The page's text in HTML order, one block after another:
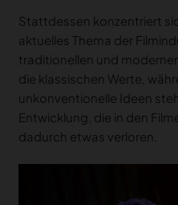
Stattdessen konzentriert
aktuelles Thema der
traditionellen und
die klassischen Werte,
unkonventionelle Ideen
Entwicklung, die in den
dadurch etwas verloren.